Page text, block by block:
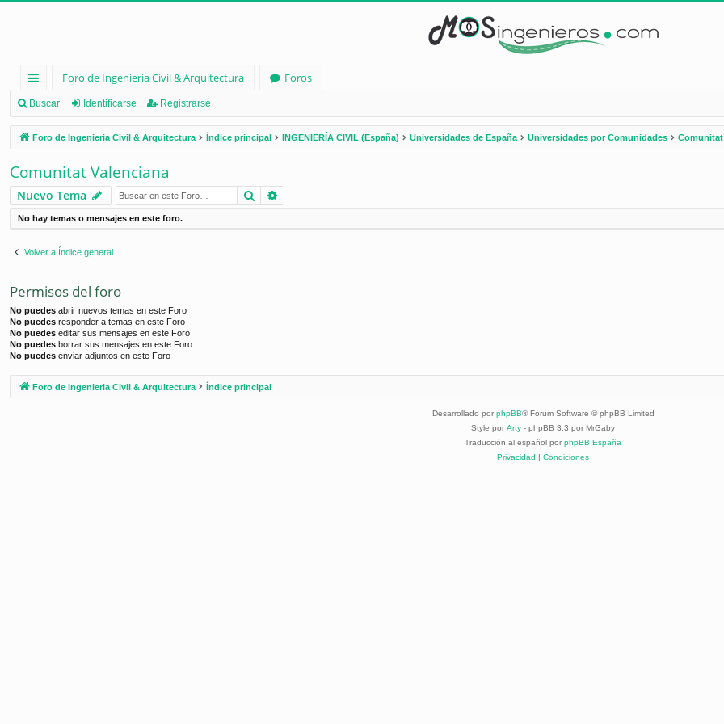
nl
ac
es
rá
pi
d
os
Foro de Ingenieria Civil & Arquitectura
Foros
Buscar Identificarse Registrarse
Foro de Ingenieria Civil & Arquitectura Índice principal INGENIERÍA CIVIL (España) Universidades de España Universidades por Comunidades Comunitat
Comunitat Valenciana
Nuevo Tema Buscar
No hay temas o mensajes en este foro.
Volver a Índice general
Permisos del foro
No puedes abrir nuevos temas en este Foro
No puedes responder a temas en este Foro
No puedes editar sus mensajes en este Foro
No puedes borrar sus mensajes en este Foro
No puedes enviar adjuntos en este Foro
Foro de Ingenieria Civil & Arquitectura Índice principal
Desarrollado por phpBB® Forum Software © phpBB Limited
Style por Arty - phpBB 3.3 por MrGaby
Traducción al español por phpBB España
Privacidad | Condiciones